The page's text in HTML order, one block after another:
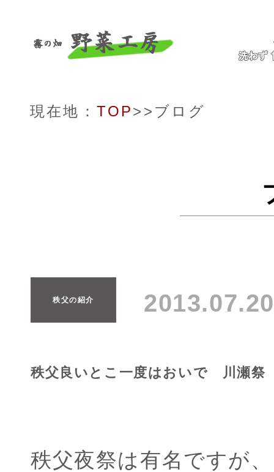
現在地： TOP>>ブログ
秩父の紹介
秩父良いとこ一度はおいで 川瀬祭
秩父夜祭は有名ですが